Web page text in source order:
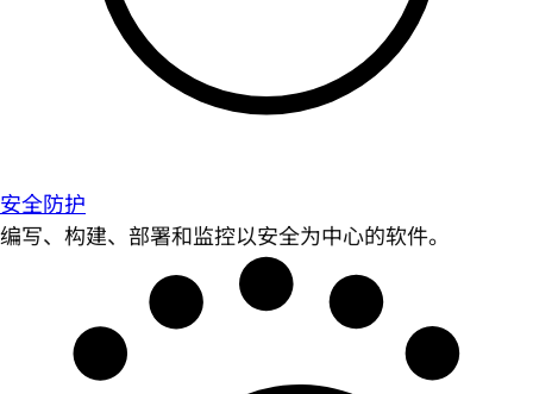
安全防护
编写、构建、部署和监控以安全为中心的软件。